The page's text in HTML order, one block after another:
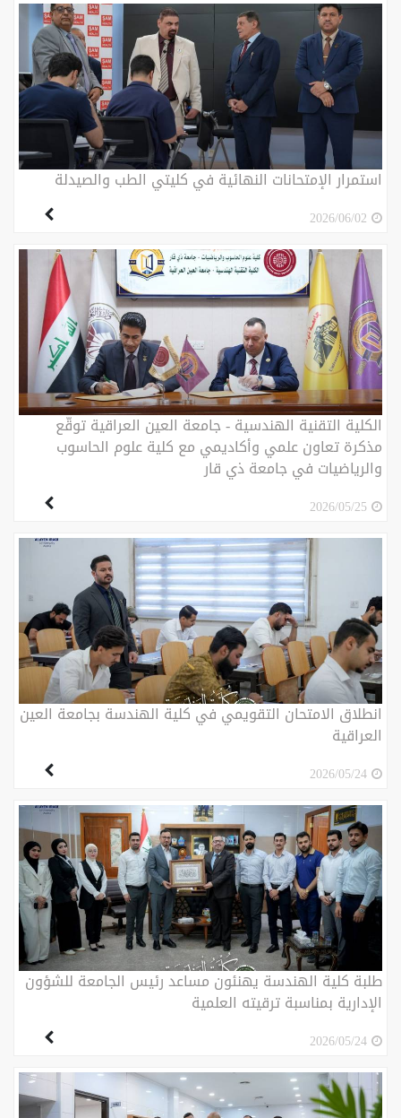
استمرار الإمتحانات النهائية في كليتي الطب والصيدلة
2026/06/02
الكلية التقنية الهندسية - جامعة العين العراقية توقّع
مذكرة تعاون علمي وأكاديمي مع كلية علوم الحاسوب
والرياضيات في جامعة ذي قار
2026/05/25
انطلاق الامتحان التقويمي في كلية الهندسة بجامعة العين
العراقية
2026/05/24
طلبة كلية الهندسة يهنئون مساعد رئيس الجامعة للشؤون
الإدارية بمناسبة ترقيته العلمية
2026/05/24